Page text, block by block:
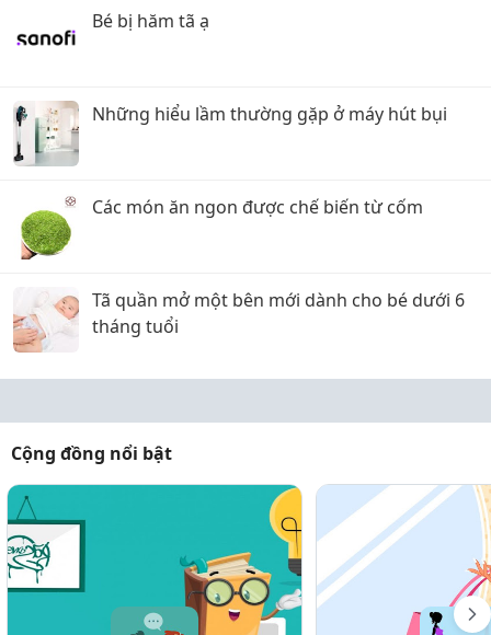
Bé bị hăm tã ạ
Những hiểu lầm thường gặp ở máy hút bụi
Các món ăn ngon được chế biến từ cốm
Tã quần mở một bên mới dành cho bé dưới 6
tháng tuổi
Cộng đồng nổi bật